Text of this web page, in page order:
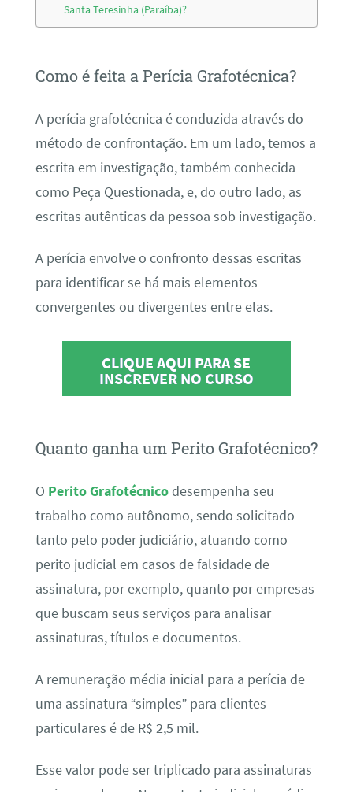
Santa Teresinha (Paraíba)?
Como é feita a Perícia Grafotécnica?
A perícia grafotécnica é conduzida através do
método de confrontação. Em um lado, temos a
escrita em investigação, também conhecida
como Peça Questionada, e, do outro lado, as
escritas autênticas da pessoa sob investigação.
A perícia envolve o confronto dessas escritas
para identificar se há mais elementos
convergentes ou divergentes entre elas.
CLIQUE AQUI PARA SE
INSCREVER NO CURSO
Quanto ganha um Perito Grafotécnico?
O Perito Grafotécnicodesempenha seu
trabalho como autônomo, sendo solicitado
tanto pelo poder judiciário, atuando como
perito judicial em casos de falsidade de
assinatura, por exemplo, quanto por empresas
que buscam seus serviços para analisar
assinaturas, títulos e documentos.
A remuneração média inicial para a perícia de
uma assinatura “simples” para clientes
particulares é de R$ 2,5 mil.
Esse valor pode ser triplicado para assinaturas